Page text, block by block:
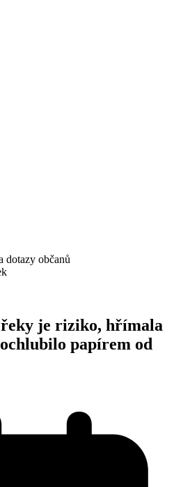
dotazy občanů
je riziko, hřímala
papírem od